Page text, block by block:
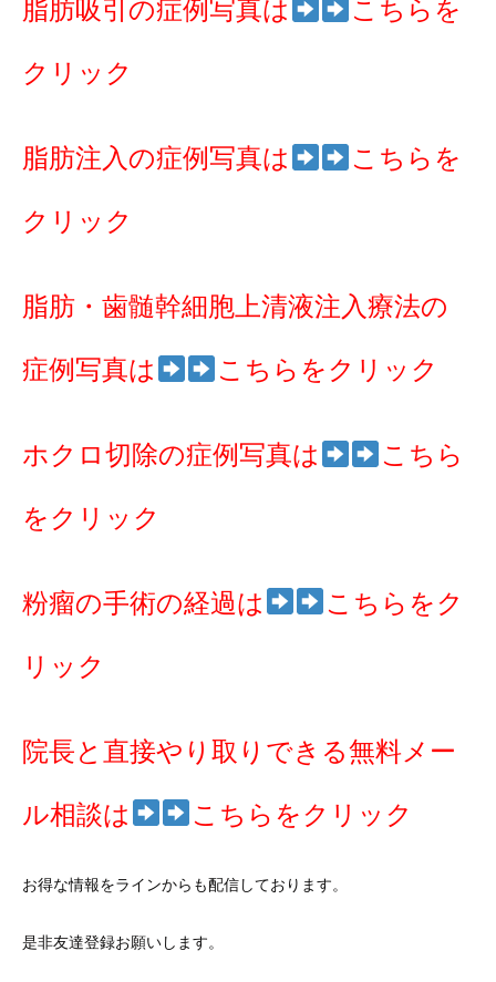
脂肪吸引の症例写真は こちらを
クリック
脂肪注入の症例写真は こちらを
クリック
脂肪・歯髄幹細胞上清液注入療法の
症例写真は こちらをクリック
ホクロ切除の症例写真は こちら
をクリック
粉瘤の手術の経過は こちらをク
リック
院長と直接やり取りできる無料メー
ル相談は こちらをクリック
お得な情報をラインからも配信しております。
是非友達登録お願いします。